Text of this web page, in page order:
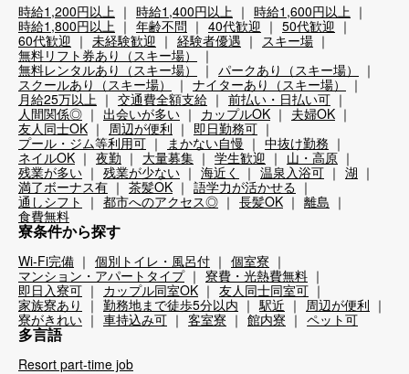
時給1,200円以上 時給1,400円以上
時給1,600円以上
時給1,800円以上
年齢不問 40代歓迎
50代歓迎
60代歓迎
未経験歓迎 経験者優遇
スキー場
無料リフト券あり（スキー場）
無料レンタルあり（スキー場）
パークあり（スキー場）
スクールあり（スキー場）
ナイターあり（スキー場）
月給25万以上
交通費全額支給
前払い・日払い可
人間関係◎
出会いが多い カップルOK
夫婦OK
友人同士OK
周辺が便利
即日勤務可
プール・ジム等利用可
まかない自慢
中抜け勤務
ネイルOK
夜勤 大量募集 学生歓迎
山・高原
残業が多い
残業が少ない 海近く 温泉入浴可
湖
満了ボーナス有
茶髪OK
語学力が活かせる
通しシフト
都市へのアクセス◎ 長髪OK
離島
食費無料
寮条件から探す
Wi-Fi完備 個別トイレ・風呂付
個室寮
マンション・アパートタイプ
寮費・光熱費無料
即日入寮可
カップル同室OK
友人同士同室可
家族寮あり
勤務地まで徒歩5分以内 駅近
周辺が便利
寮がきれい
車持込み可 客室寮 館内寮 ペット可
多言語
Resort part-time job